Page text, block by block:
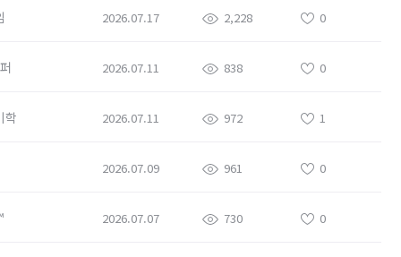
2026.07.17 2,228 0
2026.07.11 838 0
학 2026.07.11 972 1
2026.07.09 961 0
2026.07.07 730 0